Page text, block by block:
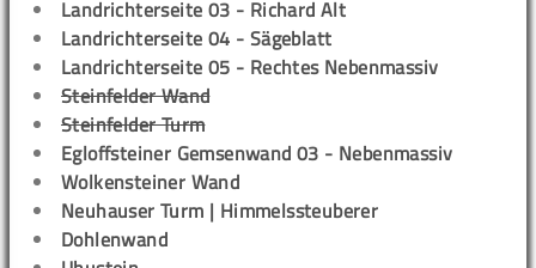
Landrichterseite 03 - Richard Alt
Landrichterseite 04 - Sägeblatt
Landrichterseite 05 - Rechtes Nebenmassiv
Steinfelder Wand
Steinfelder Turm
Egloffsteiner Gemsenwand 03 - Nebenmassiv
Wolkensteiner Wand
Neuhauser Turm | Himmelssteuberer
Dohlenwand